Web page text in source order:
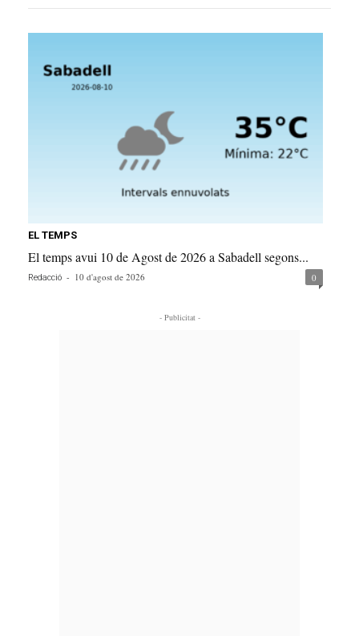
EL TEMPS
El temps avui 10 de Agost de 2026 a Sabadell segons...
Redacció - 10 d'agost de 2026 0
- Publicitat -